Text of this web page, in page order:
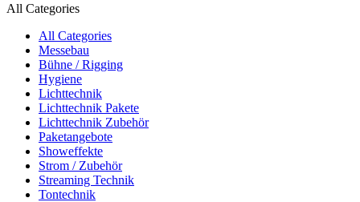
All Categories
All Categories
Messebau
Bühne / Rigging
Hygiene
Lichttechnik
Lichttechnik Pakete
Lichttechnik Zubehör
Paketangebote
Showeffekte
Strom / Zubehör
Streaming Technik
Tontechnik